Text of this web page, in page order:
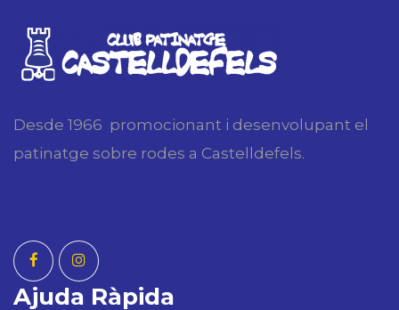
Desde 1966 promocionant i desenvolupant el
patinatge sobre rodes a Castelldefels.
Ajuda Ràpida